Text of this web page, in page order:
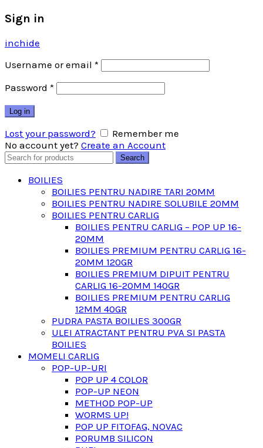
Sign in
inchide
Username or email *
Password *
Log in
Lost your password?
Remember me
No account yet? Create an Account
Search
Search
BOILIES
BOILIES PENTRU NADIRE TARI 20MM
BOILIES PENTRU NADIRE SOLUBILE 20MM
BOILIES PENTRU CARLIG
BOILIES PENTRU CARLIG – POP UP 16-
20MM
BOILIES PREMIUM PENTRU CARLIG 16-
20MM 120GR
BOILIES PREMIUM DIPUIT PENTRU
CARLIG 16-20MM 140GR
BOILIES PREMIUM PENTRU CARLIG
12MM 40GR
PUDRA PASTA BOILIES 300GR
ULEI ATRACTANT PENTRU PVA SI PASTA
BOILIES
MOMELI CARLIG
POP-UP-URI
POP UP 4 COLOR
POP-UP NEON
METHOD POP-UP
WORMS UP!
POP UP FITOFAG, NOVAC
PORUMB SILICON